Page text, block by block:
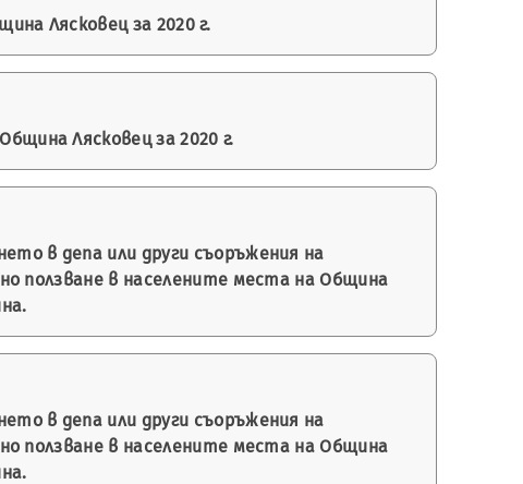
Лясковец за 2020 г.
Лясковец за 2020 г.
в депа или други съоръжения на
ползване в населените места на Община
в депа или други съоръжения на
ползване в населените места на Община